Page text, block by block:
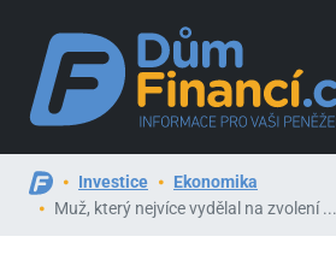
Investice
Ekonomika
Muž, který nejvíce vydělal na zvolení ...